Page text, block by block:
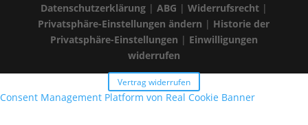
Datenschutzerklärung| ABG | Widerrufsrecht|
Privatsphäre-Einstellungen ändern | Historie der
Privatsphäre-Einstellungen | Einwilligungen
widerrufen
Vertrag widerrufen
Consent Management Platform von Real Cookie Banner